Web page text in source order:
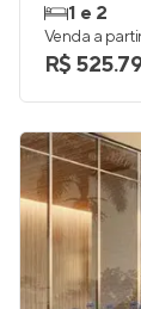
1 e 2
Venda a
R$